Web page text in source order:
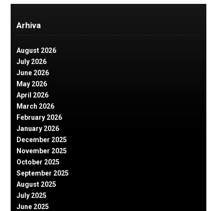
Arhiva
August 2026
July 2026
June 2026
May 2026
April 2026
March 2026
February 2026
January 2026
December 2025
November 2025
October 2025
September 2025
August 2025
July 2025
June 2025